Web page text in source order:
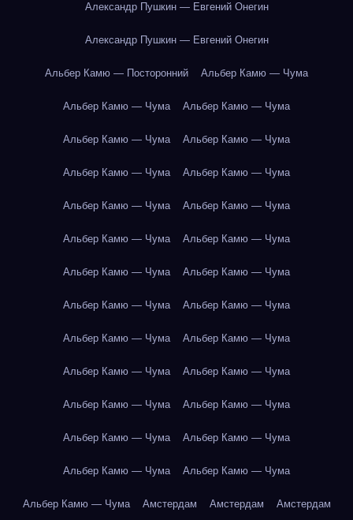
Александр Пушкин — Евгений Онегин
Александр Пушкин — Евгений Онегин
Альбер Камю — Посторонний Альбер Камю — Чума
Альбер Камю — Чума Альбер Камю — Чума
Альбер Камю — Чума Альбер Камю — Чума
Альбер Камю — Чума Альбер Камю — Чума
Альбер Камю — Чума Альбер Камю — Чума
Альбер Камю — Чума Альбер Камю — Чума
Альбер Камю — Чума Альбер Камю — Чума
Альбер Камю — Чума Альбер Камю — Чума
Альбер Камю — Чума Альбер Камю — Чума
Альбер Камю — Чума Альбер Камю — Чума
Альбер Камю — Чума Альбер Камю — Чума
Альбер Камю — Чума Альбер Камю — Чума
Альбер Камю — Чума Альбер Камю — Чума
Альбер Камю — Чума Амстердам Амстердам Амстердам